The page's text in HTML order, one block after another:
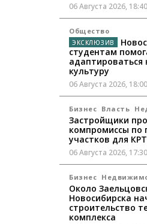
06 Августа 2026, 18:40
Общество
студентам
адаптироваться
культуру
06 Августа 2026, 18:00
Бизнес Власть
Застройщики
компромиссы по
участков для
06 Августа 2026, 17:30
Бизнес
Около
Новосибирска
строительство
комплекса